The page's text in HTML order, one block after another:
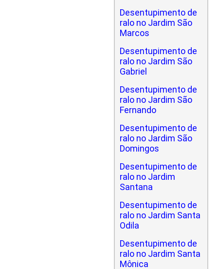
Desentupimento de
ralo no Jardim São
Marcos
Desentupimento de
ralo no Jardim São
Gabriel
Desentupimento de
ralo no Jardim São
Fernando
Desentupimento de
ralo no Jardim São
Domingos
Desentupimento de
ralo no Jardim
Santana
Desentupimento de
ralo no Jardim Santa
Odila
Desentupimento de
ralo no Jardim Santa
Mônica